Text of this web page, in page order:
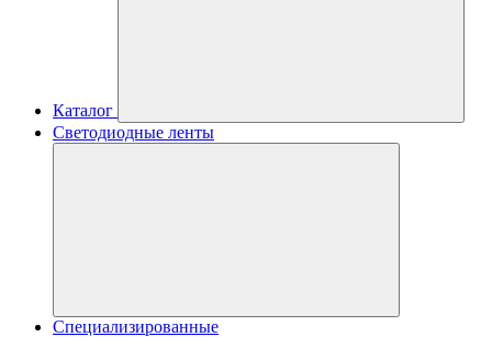
Каталог
Светодиодные ленты
Специализированные